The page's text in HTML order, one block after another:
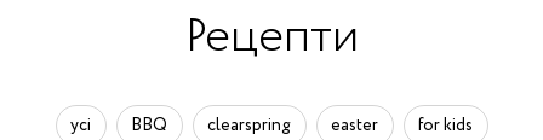
Рецепти
усі BBQ clearspring easter for kids